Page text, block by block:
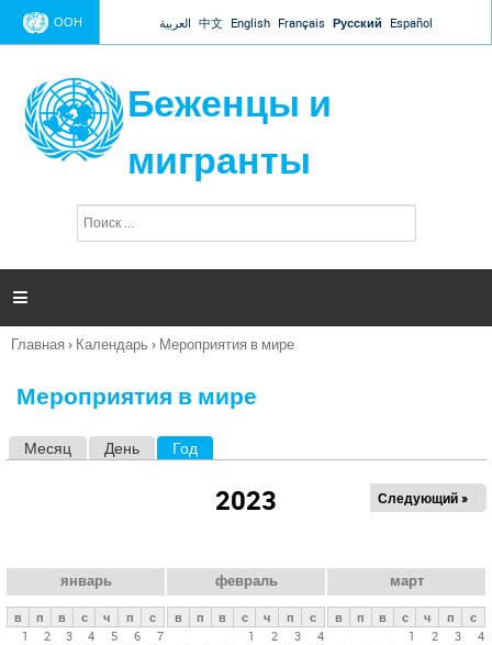
Jump to navigation
ООН العربية 中文 English Français Русский Español
Беженцы и
мигранты
п
и

Вы
Главная › Календарь › Мероприятия в мире
Мероприятия в мире
е
в
Месяц День Год
2023 Следующий »
январь
в п в с ч п
с
1
2 3 4 5 6
7
февраль
в п в с ч п
с
1
2 3
4
март
в п в с ч п
с
1
2 3
4